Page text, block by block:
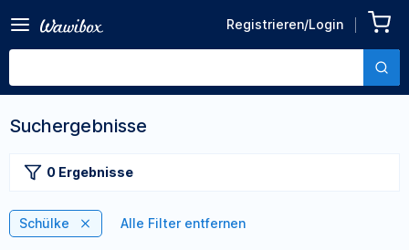
Registrieren/Login
Suchergebnisse
0 Ergebnisse
Schülke Alle Filter entfernen